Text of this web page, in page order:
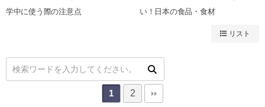
学中に使う際の注意点
い！日本の食品・食材
リスト
1 2